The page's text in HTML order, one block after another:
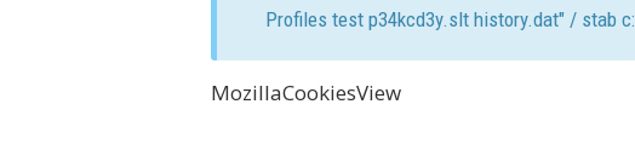
Profiles test p34kcd3y.slt history.dat" / stab
MozillaCookiesView